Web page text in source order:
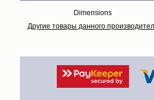
Dimensions
Другие товары данного